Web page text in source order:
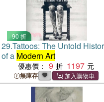
90 折
29.Tattoos: The Untold
of a Modern Art
優惠價： 9 1197
無庫存